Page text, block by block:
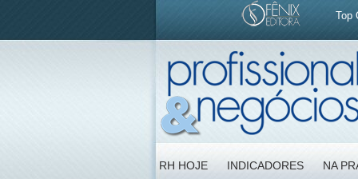
Top
RH HOJE INDICADORES NA